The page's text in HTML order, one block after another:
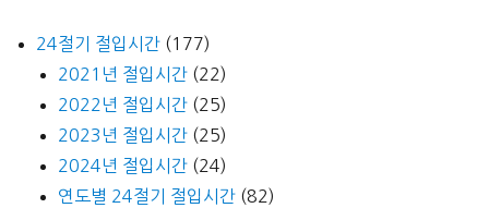
24절기 절입시간 (177)
2021년 절입시간 (22)
2022년 절입시간 (25)
2023년 절입시간 (25)
2024년 절입시간 (24)
연도별 24절기 절입시간 (82)